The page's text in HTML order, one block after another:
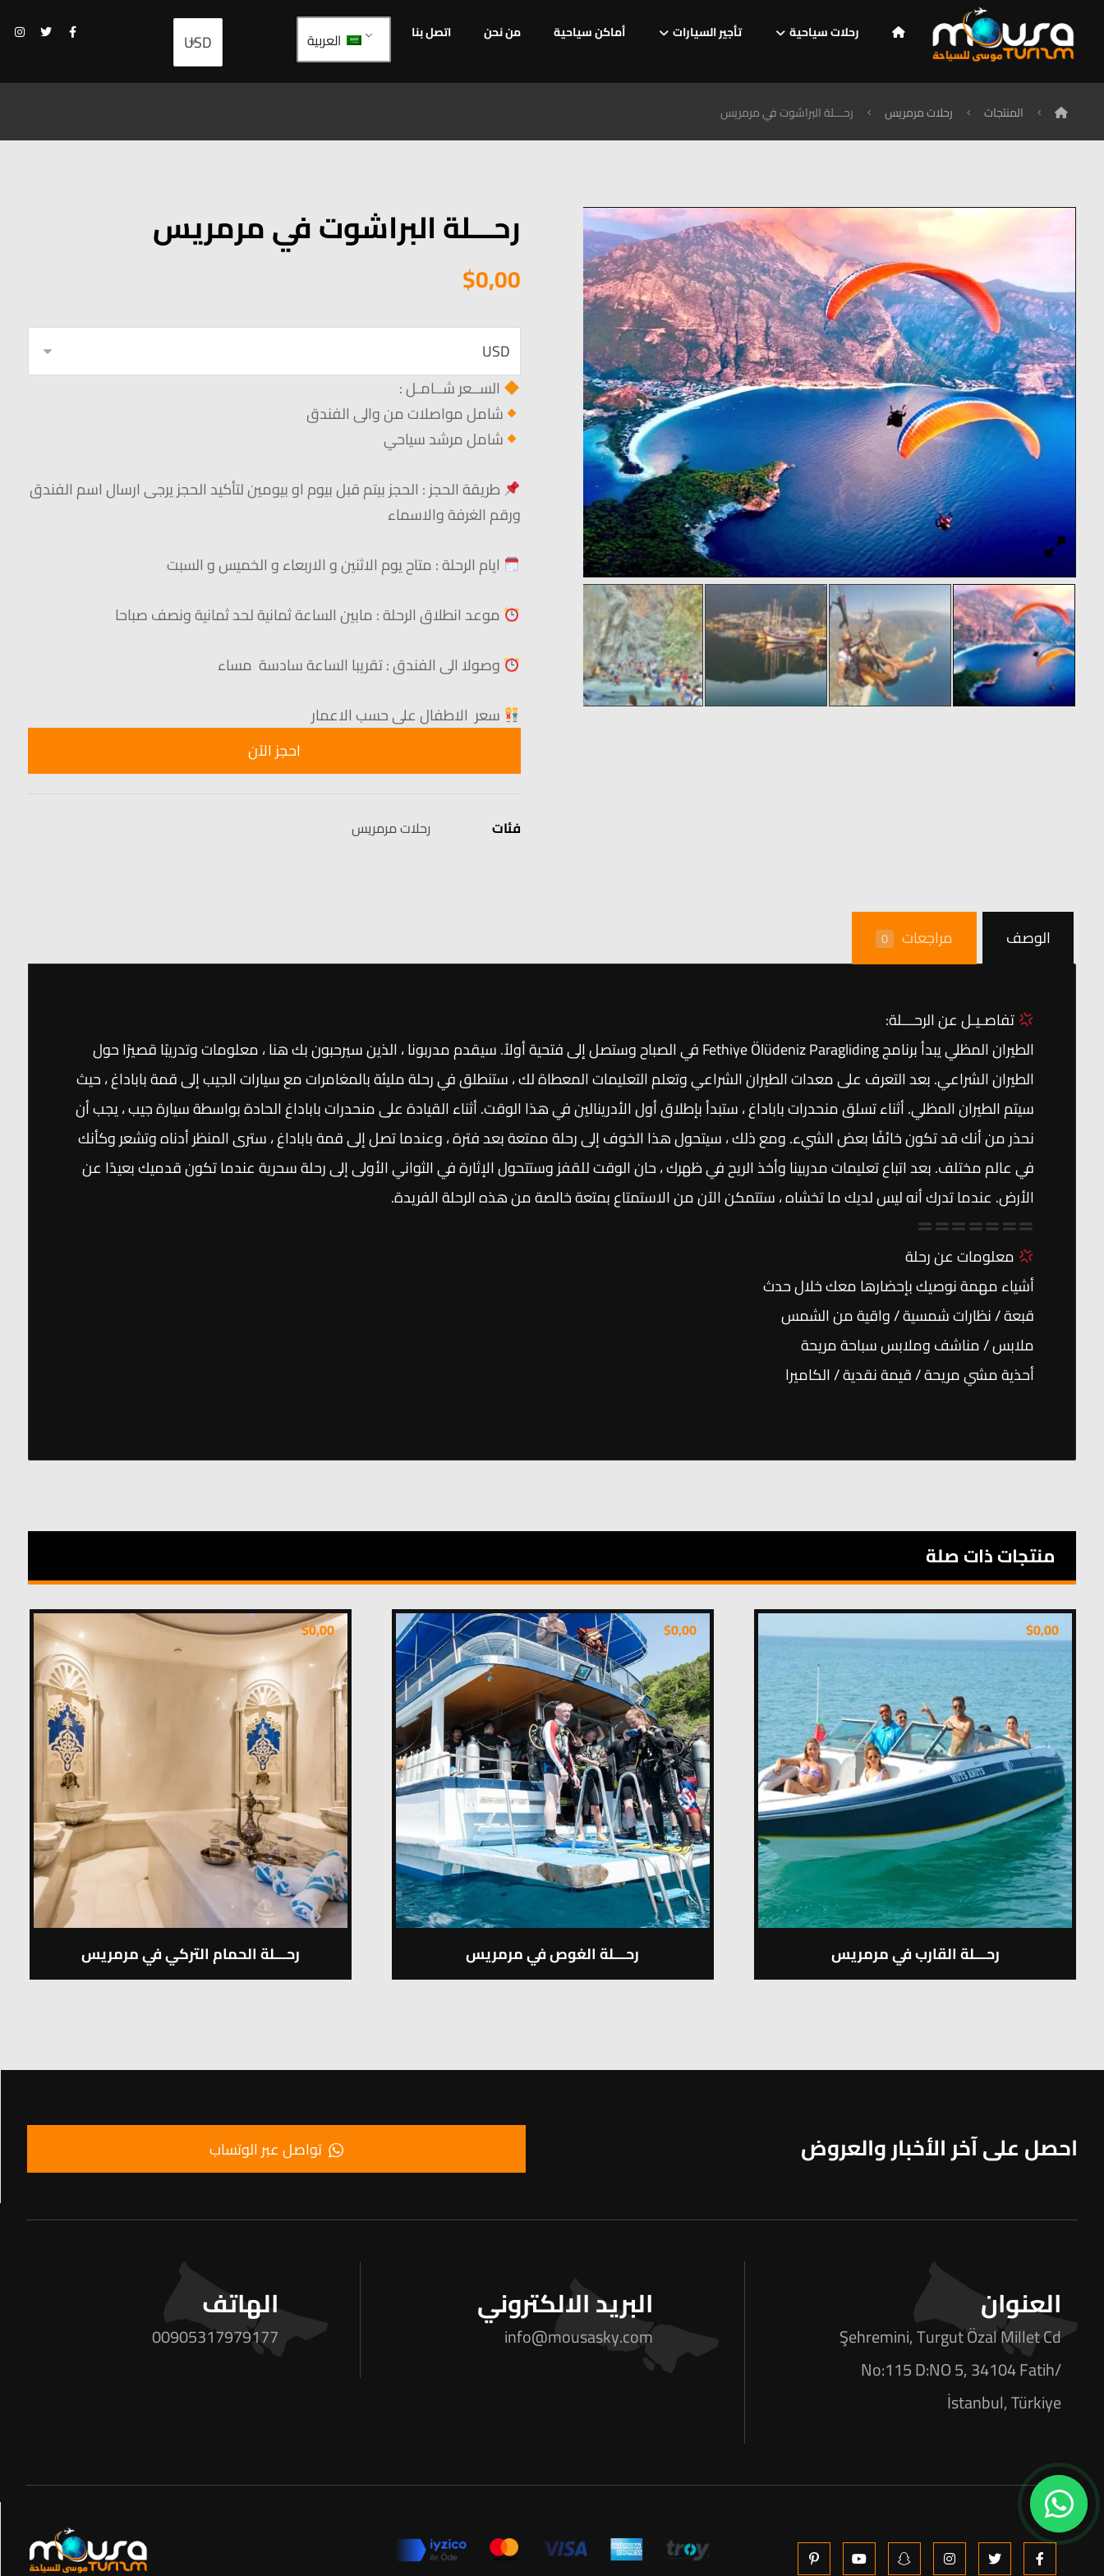
رحلات سياحية تأجير السيارات أماكن سياحية من نحن اتصل بنا العربية
المنتجات رحلات مرمريس رحـــلة البراشوت في مرمريس
رحـــلة البراشوت في مرمريس
$0,00
الســعر شــامـل :
شامل مواصلات من والى الفندق
شامل مرشد سياحي
طريقة الحجز : الحجز بيتم قبل بيوم او بيومين لتأكيد الحجز يرجى ارسال اسم الفندق
ورقم الغرفة والاسماء
ايامالرحلة : متاح يوم الاثنين و الاربعاء و الخميس و السبت
موعد انطلاق الرحلة : مابين الساعة ثمانية لحد ثمانية ونصف صباحا
وصولا الى الفندق : تقريبا الساعة سادسة مساء
سعر الاطفال على حسب الاعمار
احجز الآن
فئات رحلات مرمريس
الوصف مراجعات 0
تفاصـيـل عن الرحـــلة:
الطيران المظلي يبدأ برنامج Fethiye Ölüdeniz Paragliding في الصباح وستصل إلى فتحية أولاً. سيقدم مدربونا ، الذين سيرحبون بك هنا ، معلومات وتدريبًا قصيرًا حول
الطيران الشراعي. بعد التعرف على معدات الطيران الشراعي وتعلم التعليمات المعطاة لك ، ستنطلق في رحلة مليئة بالمغامرات مع سيارات الجيب إلى قمة باباداغ ، حيث
سيتم الطيران المظلي. أثناء تسلق منحدرات باباداغ ، ستبدأ بإطلاق أول الأدرينالين في هذا الوقت. أثناء القيادة على منحدرات باباداغ الحادة بواسطة سيارة جيب ، يجب أن
نحذر من أنك قد تكون خائفًا بعض الشيء. ومع ذلك ، سيتحول هذا الخوف إلى رحلة ممتعة بعد فترة ، وعندما تصل إلى قمة باباداغ ، سترى المنظر أدناه وتشعر وكأنك
في عالم مختلف. بعد اتباع تعليمات مدربينا وأخذ الريح في ظهرك ، حان الوقت للقفز وستتحول الإثارة في الثواني الأولى إلى رحلة سحرية عندما تكون قدميك بعيدًا عن
الأرض. عندما تدرك أنه ليس لديك ما تخشاه ، ستتمكن الآن من الاستمتاع بمتعة خالصة من هذه الرحلة الفريدة.
معلومات عن رحلة
أشياء مهمة نوصيك بإحضارها معك خلال حدث
قبعة / نظارات شمسية / واقية من الشمس
ملابس / مناشف وملابس سباحة مريحة
أحذية مشي مريحة / قيمة نقدية / الكاميرا
منتجات ذات صلة
رحـــلة القارب في مرمريس
$0,00
رحـــلة الغوص في مرمريس
$0,00
رحـــلة الحمام التركي في مرمريس
$0,00
احصل على آخر الأخبار والعروض تواصل عبر الوتساب
الهاتف
00905317979177
البريد الالكتروني
info@mousasky.com
العنوان
Şehremini, Turgut Özal Millet Cd
No:115 D:NO 5, 34104 Fatih/
İstanbul, Türkiye